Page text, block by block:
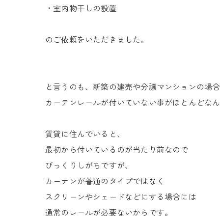
・室内物干しの設置
のご依頼をいただきました。
と言うのも、新築の建売や分譲マンションの場合
カーテンレールが付いていない事がほとんどなん
賃貸に住んでいると、
最初から付いているのが当たり前なので
びっくりしがちですが、
カーテンが普通のタイプではなく
スクリーンやシェードなどにする場合には
通常のレールが必要ないからです。